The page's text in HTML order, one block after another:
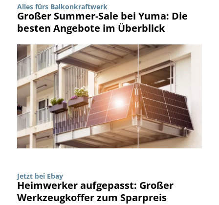
Alles fürs Balkonkraftwerk
Großer Summer-Sale bei Yuma: Die
besten Angebote im Überblick
Jetzt bei Ebay
Heimwerker aufgepasst: Großer
Werkzeugkoffer zum Sparpreis